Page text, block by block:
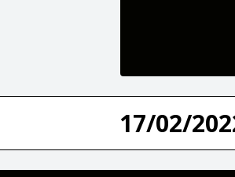
17/02/